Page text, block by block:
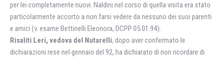
per lei completamente nuovi. Naldini nel corso di quella visita era stato
particolarmente accorto a non farsi vedere da nessuno dei suoi parenti
e amici (v. esame Bettinelli Eleonora, DCPP 05.01.94).
Risaliti Leri, vedova del Nutarelli, dopo aver confermato le
dichiarazioni rese nel gennaio del 92, ha dichiarato di non ricordare di